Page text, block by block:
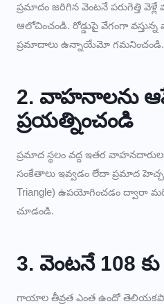
ప్రమాదం జరిగిన వెంటనే పరుగెత్తి వెళ్లే
ఆలోచించండి. రోడ్డుపై వేగంగా
ప్రమాదాలు ఉన్నాయేమో గమనించండి.
2. వాహనాలను
ప్రయత్నించండి
ప్రమాద స్థలం వద్ద ఇతర
సంకేతాలు ఇవ్వడం లేదా ప్రమాద
Triangle) ఉపయోగించడం ద్వారా
చూడండి.
3. వెంటనే 108
గాయాల తీవ్రత ఎంత ఉందో